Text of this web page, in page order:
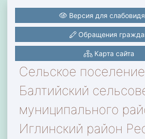
Сельское поселение
Балтийский
муниципального
Иглинский район
Версия для
Обращения
Карта сайта